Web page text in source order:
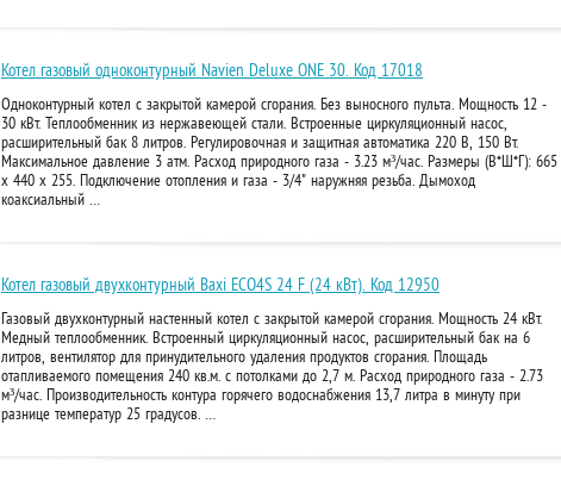
Котел газовый одноконтурный Navien Deluxe ONE 30. Код 17018
Одноконтурный котел с закрытой камерой сгорания. Без выносного пульта. Мощность 12 -
30 кВт. Теплообменник из нержавеющей стали. Встроенные циркуляционный насос,
расширительный бак 8 литров. Регулировочная и защитная автоматика 220 В, 150 Вт.
Максимальное давление 3 атм. Расход природного газа - 3.23 м³/час. Размеры (В*Ш*Г): 665
x 440 x 255. Подключение отопления и газа - 3/4" наружняя резьба. Дымоход
коаксиальный …
Котел газовый двухконтурный Baxi ECO4S 24 F (24 кВт). Код 12950
Газовый двухконтурный настенный котел с закрытой камерой сгорания. Мощность 24 кВт.
Медный теплообменник. Встроенный циркуляционный насос, расширительный бак на 6
литров, вентилятор для принудительного удаления продуктов сгорания. Площадь
отапливаемого помещения 240 кв.м. с потолками до 2,7 м. Расход природного газа - 2.73
м³/час. Производительность контура горячего водоснабжения 13,7 литра в минуту при
разнице температур 25 градусов. …